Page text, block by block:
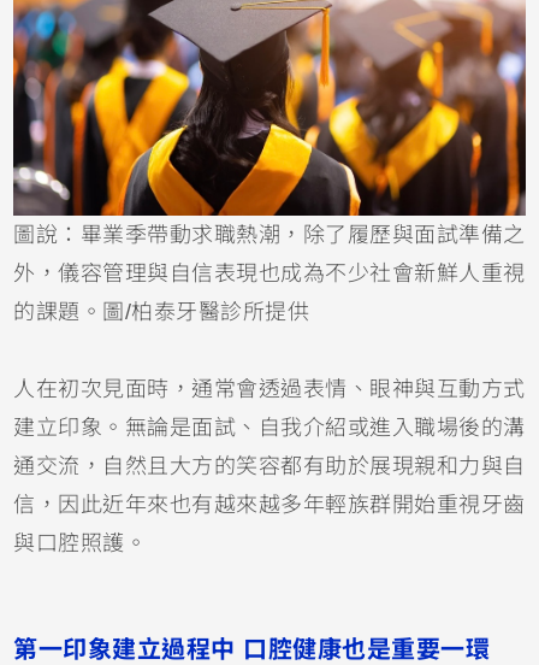
圖說：畢業季帶動求職熱潮，除了履歷與面試準備之
外，儀容管理與自信表現也成為不少社會新鮮人重視
的課題。圖/柏泰牙醫診所提供
人在初次見面時，通常會透過表情、眼神與互動方式
建立印象。無論是面試、自我介紹或進入職場後的溝
通交流，自然且大方的笑容都有助於展現親和力與自
信，因此近年來也有越來越多年輕族群開始重視牙齒
與口腔照護。
第一印象建立過程中 口腔健康也是重要一環